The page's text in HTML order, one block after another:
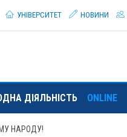
УНІВЕРСИТЕТ
НОВИНИ
ДІЯЛЬНІСТЬ ONLINE
НАРОДУ!